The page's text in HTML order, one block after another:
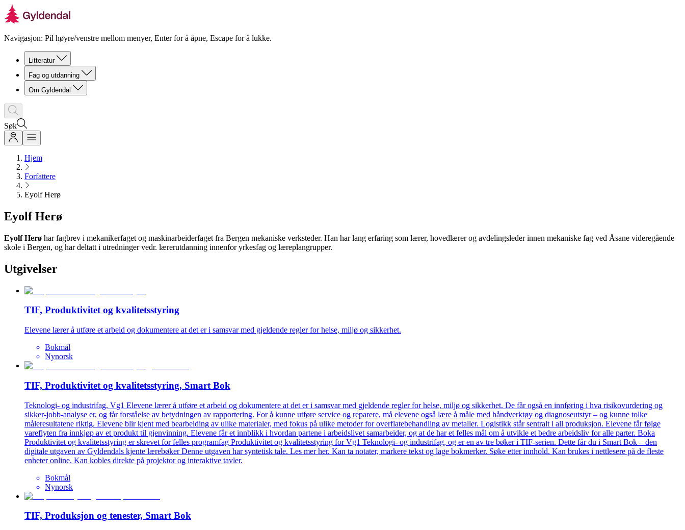
Navigasjon: Pil høyre/venstre mellom menyer, Enter for å åpne, Escape for å lukke.
Litteratur
Fag og utdanning
Om Gyldendal
Søk
Hjem
Forfattere
Eyolf Herø
Eyolf Herø
Eyolf Herø har fagbrev i mekanikerfaget og maskinarbeiderfaget fra Bergen mekaniske verksteder. Han har lang erfaring som lærer, hovedlærer og avdelingsleder innen mekaniske fag ved Åsane videregående
skole i Bergen, og har deltatt i utredninger vedr. lærerutdanning innenfor yrkesfag og læreplangrupper.
Utgivelser
TIF, Produktivitet og kvalitetsstyring
Elevene lærer å utføre et arbeid og dokumentere at det er i samsvar med gjeldende regler for helse, miljø og sikkerhet.
Bokmål
Nynorsk
TIF, Produktivitet og kvalitetsstyring, Smart Bok
Teknologi- og industrifag, Vg1 Elevene lærer å utføre et arbeid og dokumentere at det er i samsvar med gjeldende regler for helse, miljø og sikkerhet. De får også en innføring i hva risikovurdering og
sikker-jobb-analyse er, og får forståelse av betydningen av rapportering. For å kunne utføre service og reparere, må elevene også lære å måle med håndverktøy og diagnoseutstyr – og kunne tolke
måleresultatene riktig. Elevene blir kjent med bearbeiding av ulike materialer, med fokus på ulike metoder for overflatebehandling av metaller. Logistikk står sentralt i all produksjon. Elevene får følge
vareflyten fra innkjøp av et produkt til gjenvinning. Elevene får et innblikk i hvordan partene i arbeidslivet samarbeider, og at de har et felles mål om å utvikle et bedre arbeidsliv for alle parter. Boka
Produktivitet og kvalitetsstyring er skrevet for felles programfag Produktivitet og kvalitetsstyring for Vg1 Teknologi- og industrifag, og er en av tre bøker i TIF-serien. Dette får du i Smart Bok – den
digitale utgaven av Gyldendals kjente lærebøker Denne utgaven har syntetisk tale. Les mer her. Kan ta notater, markere tekst og lage bokmerker. Søke etter innhold. Kan brukes i nettlesere på de fleste
enheter online. Kan kobles direkte på projektor og interaktive tavler.
Bokmål
Nynorsk
TIF, Produksjon og tenester, Smart Bok